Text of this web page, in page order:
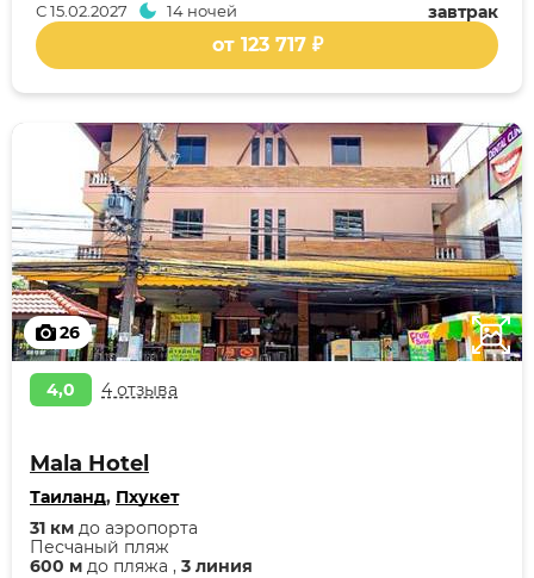
завтрак
С15.02.2027 14 ночей
от 123 717 ₽
26
4,0 4 отзыва
Mala Hotel
Таиланд, Пхукет
600 м до пляжа , 3 линия
Песчаный пляж
31 км до аэропорта